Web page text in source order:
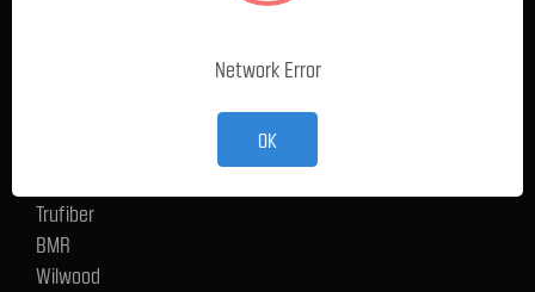
Ford Performance Racing Parts
Trufiber
BMR
Wilwood
Network Error
OK